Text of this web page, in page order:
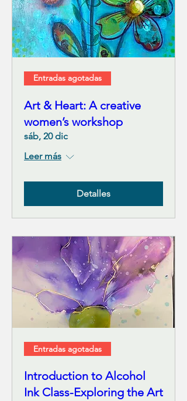
Entradas agotadas
Art & Heart: A creative
women’s workshop
sáb, 20 dic
Leer más
Detalles
Entradas agotadas
Introduction to Alcohol
Ink Class-Exploring the Art